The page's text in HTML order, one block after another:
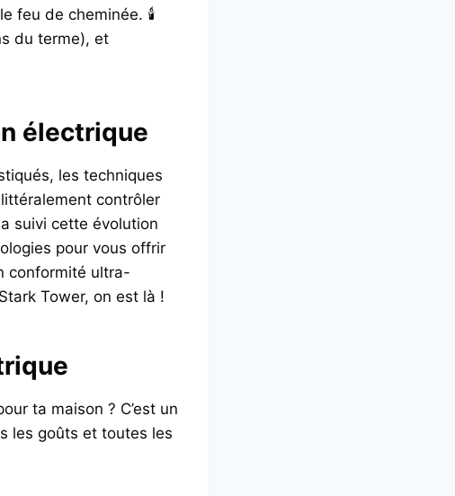
feu de cheminée. 🕯️
du terme), et
électrique
les techniques
littéralement contrôler
suivi cette évolution
pour vous offrir
conformité ultra-
Tower, on est là !
ta maison ? C’est un
les goûts et toutes les